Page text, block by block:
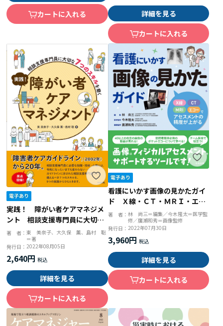
カートに入れる
詳細を見る
カートに入れる
実践！ 障がい者ケアマネジメ
ント 相談支援専門員に大切な
７つのスキルを磨く
著 者：東 美奈子、大久保 薫、島村 聡
＝著
発行日：2022年08月05日
2,640円
詳細を見る
カートに入れる
看護にいかす画像の見かたガイ
ド Ｘ線・ＣＴ・ＭＲＩ・エコ
ーでアセスメントの精度が上が
著 者： 林 尚三＝編集／今木隆太＝医学監
修／廣瀬和秀＝画像監修
発行日： 2022年07月30日
3,960円
詳細を見る
カートに入れる